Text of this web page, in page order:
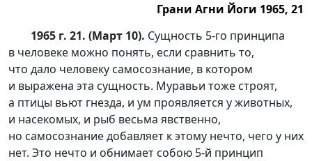
Грани Агни Йоги 1965, 21
1965 г. 21. (Март 10). Сущность 5-го принципа
в человеке можно понять, если сравнить то,
что дало человеку самосознание, в котором
и выражена эта сущность. Муравьи тоже строят,
а птицы вьют гнезда, и ум проявляется у животных,
и насекомых, и рыб весьма явственно,
но самосознание добавляет к этому нечто, чего у них
нет. Это нечто и обнимает собою 5-й принцип